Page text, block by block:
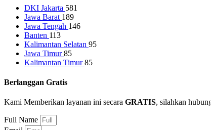
DKI Jakarta 581
Jawa Barat 189
Jawa Tengah 146
Banten 113
Kalimantan Selatan 95
Jawa Timur85
Kalimantan Timur85
Berlanggan Gratis
Kami Memberikan layanan ini secara GRATIS, silahkan
Full Name